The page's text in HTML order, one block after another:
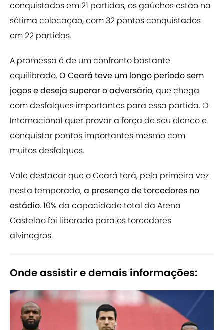
conquistados em 21 partidas, os gaúchos estão na
sétima colocação, com 32 pontos conquistados
em 22 partidas.
A promessa é de um confronto bastante
equilibrado.O Ceará teve um longo período sem
jogos e deseja superar o adversário, que chega
com desfalques importantes para essa partida. O
Internacional quer provar a força de seu elenco e
conquistar pontos importantes mesmo com
muitos desfalques.
Vale destacar que o Ceará terá, pela primeira vez
nesta temporada,a presença de torcedores no
estádio. 10% da capacidade total da Arena
Castelão foi liberada para os torcedores
alvinegros.
Onde assistir e demais informações: